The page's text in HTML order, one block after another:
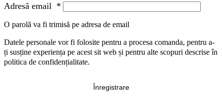
Adresă email *
O parolă va fi trimisă pe adresa de email
Datele personale vor fi folosite pentru a procesa comanda, pentru a-
ți susține experiența pe acest sit web și pentru alte scopuri descrise în
politica de confidențialitate.
Înregistrare